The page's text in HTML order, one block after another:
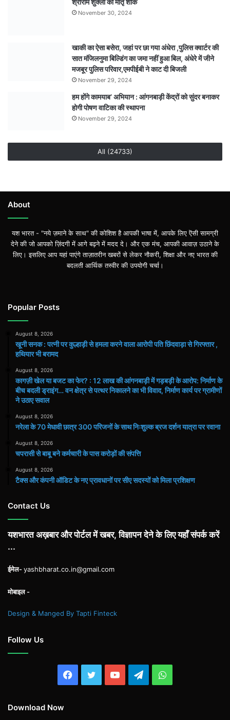
November 30, 2024
खाकी का ऐसा बसेरा, जहां पर छा गया अंधेरा ,पुलिस क्वार्टर की
सात मंजिलनुमा बिल्डिंग का जमा नहीं हुआ बिल, अंधेरे में जीने
मजबूर पुलिस परिवार,एमपीईबी ने काट दी बिजली
November 29, 2024
हम होंगे कामयाब’ अभियान : आंगनबाड़ी केंद्रों को सुंदर बनाकर
होगी पोषण वाटिका की स्थापना
November 29, 2024
All (24733)
About
यश भारत - "नये ज़माने के साथ" की कोशिश है आपकी भाषा में, आपके लिए ऎसी सामग्री
देने की जो आपको ज़िंदगी में आगे बढ़ने में मदद दे। और एक मंच, आपकी आवाज़ उठाने के
लिए। इसलिए आप यहां पाएंगे ताज़ातरीन खबरों से लेकर नौकरी, शिक्षा और नए भारत की
बदलती आर्थिक तस्वीर की उपयोगी चर्चा।
Popular Posts
August 8, 2026
खूनी सनक : पत्नी पर कुल्हाड़ी से हमला करने वाला आरोपी पति छिंदवाड़ा से गिरफ्तार ,
हथियार भी बरामद
August 8, 2026
कागज़ी खेल या बजट का फेर? : 12 लाख की आंगनबाड़ी में गड़बड़ी के आरोप: निर्माण के
बीच बदली ड्राइंग… वन क्षेत्र से पत्थर निकालने का भी विवाद, निर्माण कार्य पर ग्रामीणों
ने उठाए सवाल
August 8, 2026
नरेला के 70 मेधावी छात्र 300 परिजनों के साथ निःशुल्क ब्रज दर्शन यात्रा पर रवाना
August 8, 2026
चपरासी से बाबू बने कर्मचारी के पास करोड़ों की संपत्ति
August 8, 2026
टैक्स और कंपनी ऑडिट के नए प्रावधानों पर सीए सदस्यों को मिला प्रशिक्षण
Contact Us
यशभारत अख़बार और पोर्टल में खबर, विज्ञापन देने के लिए यहाँ संपर्क करें
...
ईमेल-yashbharat.co.in@gmail.com
मोबाइल -
Design & Manged By Tapti Finteck
Follow Us
Facebook
TwitterYouTubeTelegramWhatsApp
Download Now